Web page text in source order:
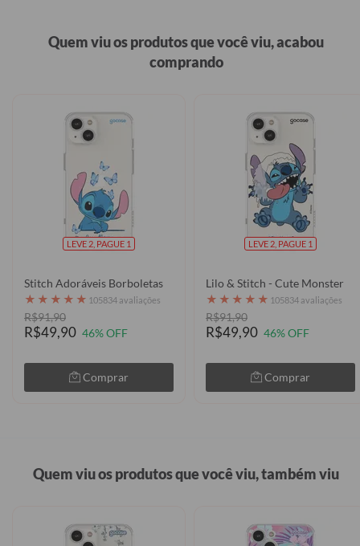
Quem viu os produtos que você viu, acabou
comprando
LEVE 2, PAGUE 1
Stitch Adoráveis Borboletas
★ ★ ★ ★ ★ 105834 avaliações
R$91,90
R$49,90 46% OFF
Comprar
LEVE 2, PAGUE 1
Lilo & Stitch - Cute Monster
★ ★ ★ ★ ★ 105834 avaliações
R$91,90
R$49,90 46% OFF
Comprar
Quem viu os produtos que você viu, também viu